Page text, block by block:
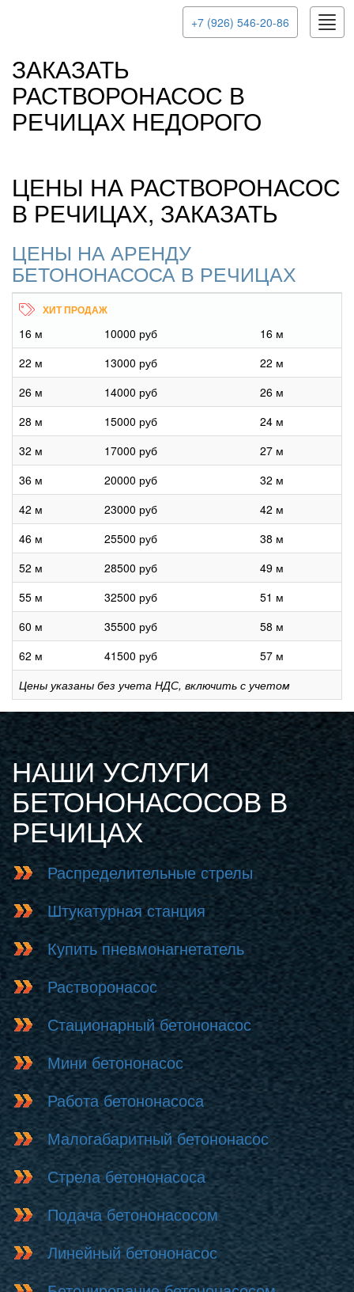
+7 (926) 546-20-86
ЗАКАЗАТЬ
РАСТВОРОНАСОС В
РЕЧИЦАХ НЕДОРОГО
ЦЕНЫ НА РАСТВОРОНАСОС
В РЕЧИЦАХ, ЗАКАЗАТЬ
ЦЕНЫ НА АРЕНДУ
БЕТОНОНАСОСА В РЕЧИЦАХ
16 м 10000 руб
16 м
22 м
13000 руб
22 м
26 м
14000 руб
26 м
28 м
15000 руб
24 м
32 м
17000 руб
27 м
36 м
20000 руб
32 м
42 м
23000 руб
42 м
46 м
25500 руб
38 м
52 м
28500 руб
49 м
55 м
32500 руб
51 м
60 м
35500 руб
58 м
62 м
41500 руб
57 м
Цены указаны без учета НДС, включить с учетом
НАШИ УСЛУГИ
БЕТОНОНАСОСОВ В
РЕЧИЦАХ
Распределительные стрелы
Штукатурная станция
Купить пневмонагнетатель
Растворонасос
Стационарный бетононасос
Мини бетононасос
Работа бетононасоса
Малогабаритный бетононасос
Стрела бетононасоса
Подача бетононасосом
Линейный бетононасос